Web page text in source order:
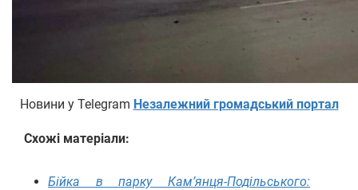
Новини у Telegram Незалежний громадський портал
Схожі матеріали:
Бійка в парку Кам’янця-Подільського: